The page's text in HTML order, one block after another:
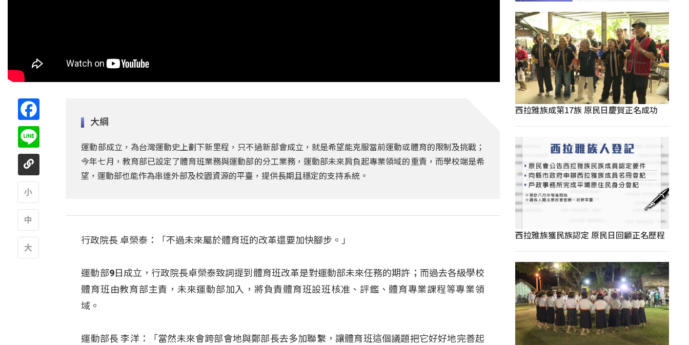
大綱
運動部成立，為台灣運動史上劃下新里程，只不過新部會成立，就是希望能克服當前運動或體育的限制及挑戰；
今年七月，教育部已設定了體育班業務與運動部的分工業務，運動部未來肩負起專業領域的重責，而學校端是希
望，運動部也能作為串連外部及校園資源的平臺，提供長期且穩定的支持系統。
行政院長 卓榮泰：「不過未來屬於體育班的改革還要加快腳步。」
運動部9日成立，行政院長卓榮泰致詞提到體育班改革是對運動部未來任務的期許；而過去各級學校
體育班由教育部主責，未來運動部加入，將負責體育班設班核准、評鑑、體育專業課程等專業領
域。
運動部長 李洋：「當然未來會跨部會地與鄭部長去多加聯繫，讓體育班這個議題把它好好地完善起
西拉雅族成第17族 原民日慶賀正名成功
西拉雅族獲民族認定 原民日回顧正名歷程